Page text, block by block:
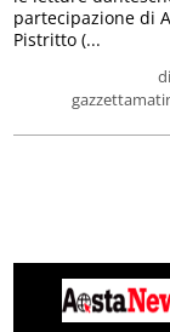
di
partecipazione di
Pistritto (...